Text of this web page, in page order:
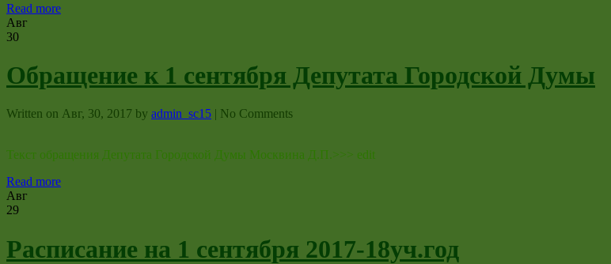
Read more
Авг
30
Обращение к 1 сентября Депутата Городской Думы
Written on Авг, 30, 2017 by admin_sc15 | No Comments
Текст обращения Депутата Городской Думы Москвина Д.П.>>> edit
Read more
Авг
29
Расписание на 1 сентября 2017-18уч.год